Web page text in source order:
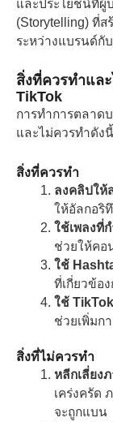
และประโยชน์ที่ผู้
(Storytelling) ที่
ระหว่างแบรนด์กั
สิ่งที่ควรทำแล
TikTok
การทำการตลาด
และไม่ควรทำดัง
สิ่งที่ควรทำ
ลงคลิปให้
ให้อัลกอริ
ใช้เพลงที่
ช่วยให้คอ
ใช้
ที่เกี่ยวข้อ
ใช้
ช่วยเพิ่มก
สิ่งที่ไม่ควรทำ
หลีกเลี่ยง
เคร่งครัด
จะถูกแบน